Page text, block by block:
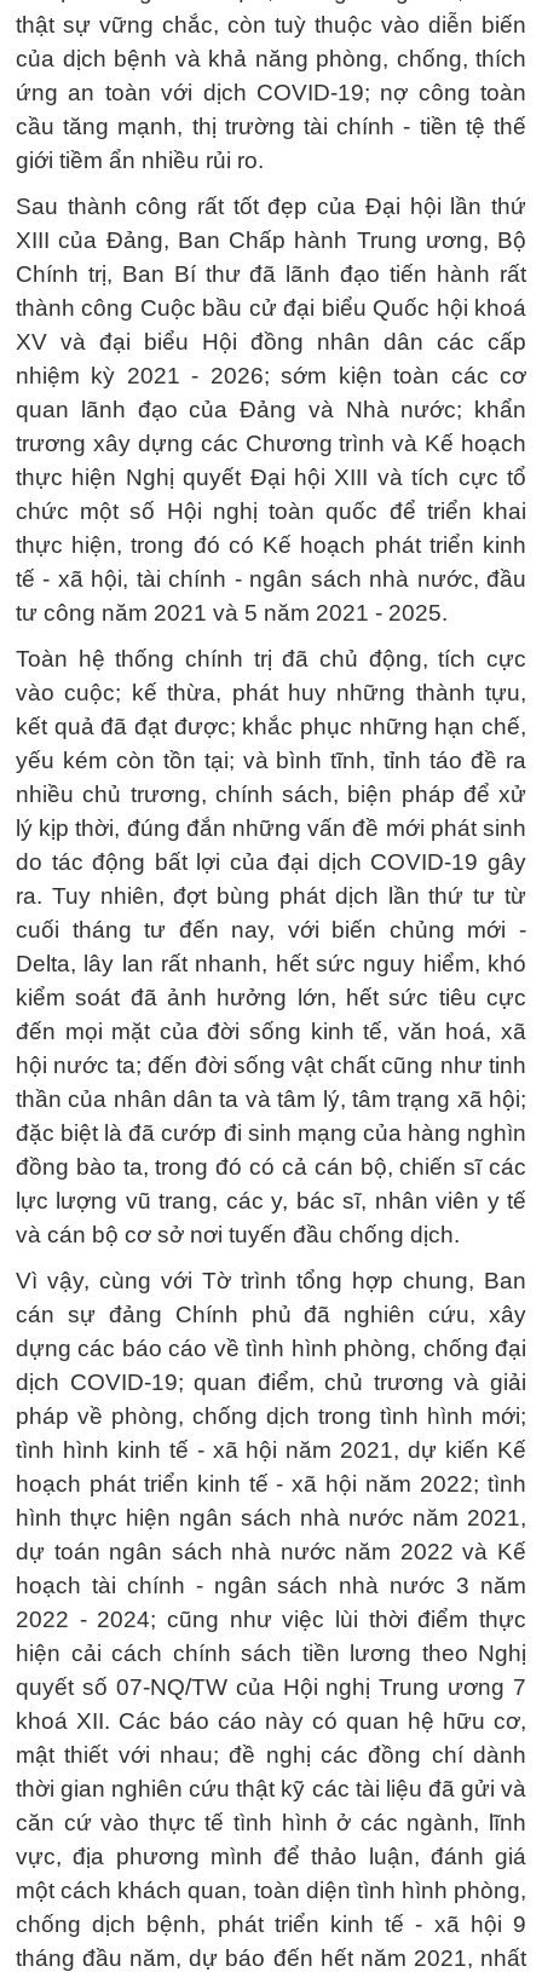
thật sự vững chắc, còn tuỳ thuộc vào diễn biến
của dịch bệnh và khả năng phòng, chống, thích
ứng an toàn với dịch COVID-19; nợ công toàn
cầu tăng mạnh, thị trường tài chính - tiền tệ thế
giới tiềm ẩn nhiều rủi ro.
Sau thành công rất tốt đẹp của Đại hội lần thứ
XIII của Đảng, Ban Chấp hành Trung ương, Bộ
Chính trị, Ban Bí thư đã lãnh đạo tiến hành rất
thành công Cuộc bầu cử đại biểu Quốc hội khoá
XV và đại biểu Hội đồng nhân dân các cấp
nhiệm kỳ 2021 - 2026; sớm kiện toàn các cơ
quan lãnh đạo của Đảng và Nhà nước; khẩn
trương xây dựng các Chương trình và Kế hoạch
thực hiện Nghị quyết Đại hội XIII và tích cực tổ
chức một số Hội nghị toàn quốc để triển khai
thực hiện, trong đó có Kế hoạch phát triển kinh
tế - xã hội, tài chính - ngân sách nhà nước, đầu
tư công năm 2021 và 5 năm 2021 - 2025.
Toàn hệ thống chính trị đã chủ động, tích cực
vào cuộc; kế thừa, phát huy những thành tựu,
kết quả đã đạt được; khắc phục những hạn chế,
yếu kém còn tồn tại; và bình tĩnh, tỉnh táo đề ra
nhiều chủ trương, chính sách, biện pháp để xử
lý kịp thời, đúng đắn những vấn đề mới phát sinh
do tác động bất lợi của đại dịch COVID-19 gây
ra. Tuy nhiên, đợt bùng phát dịch lần thứ tư từ
cuối tháng tư đến nay, với biến chủng mới -
Delta, lây lan rất nhanh, hết sức nguy hiểm, khó
kiểm soát đã ảnh hưởng lớn, hết sức tiêu cực
đến mọi mặt của đời sống kinh tế, văn hoá, xã
hội nước ta; đến đời sống vật chất cũng như tinh
thần của nhân dân ta và tâm lý, tâm trạng xã hội;
đặc biệt là đã cướp đi sinh mạng của hàng nghìn
đồng bào ta, trong đó có cả cán bộ, chiến sĩ các
lực lượng vũ trang, các y, bác sĩ, nhân viên y tế
và cán bộ cơ sở nơi tuyến đầu chống dịch.
Vì vậy, cùng với Tờ trình tổng hợp chung, Ban
cán sự đảng Chính phủ đã nghiên cứu, xây
dựng các báo cáo về tình hình phòng, chống đại
dịch COVID-19; quan điểm, chủ trương và giải
pháp về phòng, chống dịch trong tình hình mới;
tình hình kinh tế - xã hội năm 2021, dự kiến Kế
hoạch phát triển kinh tế - xã hội năm 2022; tình
hình thực hiện ngân sách nhà nước năm 2021,
dự toán ngân sách nhà nước năm 2022 và Kế
hoạch tài chính - ngân sách nhà nước 3 năm
2022 - 2024; cũng như việc lùi thời điểm thực
hiện cải cách chính sách tiền lương theo Nghị
quyết số 07-NQ/TW của Hội nghị Trung ương 7
khoá XII. Các báo cáo này có quan hệ hữu cơ,
mật thiết với nhau; đề nghị các đồng chí dành
thời gian nghiên cứu thật kỹ các tài liệu đã gửi và
căn cứ vào thực tế tình hình ở các ngành, lĩnh
vực, địa phương mình để thảo luận, đánh giá
một cách khách quan, toàn diện tình hình phòng,
chống dịch bệnh, phát triển kinh tế - xã hội 9
tháng đầu năm, dự báo đến hết năm 2021, nhất